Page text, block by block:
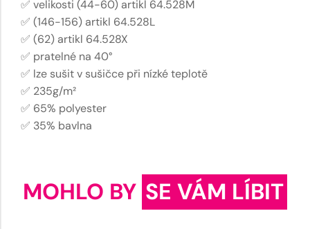
✅ velikosti (44-60) artikl 64.528M
✅ (146-156) artikl 64.528L
✅ (62) artikl 64.528X
✅ pratelné na 40°
✅ lze sušit v sušičce při nízké teplotě
✅ 235g/m²
✅ 65% polyester
✅ 35% bavlna
MOHLO BY SE VÁM LÍBIT